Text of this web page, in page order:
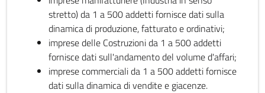
stretto) da 1 a 500 addetti fornisce dati sulla
dinamica di produzione, fatturato e ordinativi;
imprese delle Costruzioni da 1 a 500 addetti
fornisce dati sull'andamento del volume d'affari;
imprese commerciali da 1 a 500 addetti fornisce
dati sulla dinamica di vendite e giacenze.